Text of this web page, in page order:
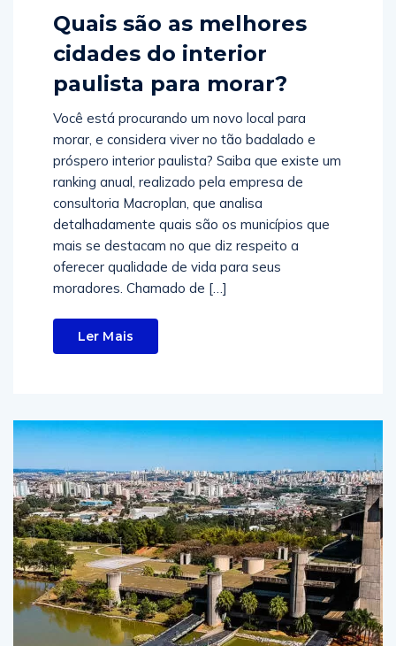
Quais são as melhores
cidades do interior
paulista para morar?
Você está procurando um novo local para
morar, e considera viver no tão badalado e
próspero interior paulista? Saiba que existe um
ranking anual, realizado pela empresa de
consultoria Macroplan, que analisa
detalhadamente quais são os municípios que
mais se destacam no que diz respeito a
oferecer qualidade de vida para seus
moradores. Chamado de […]
Ler Mais